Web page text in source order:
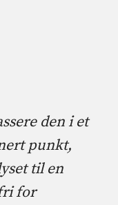
den i et
punkt,
til en
for